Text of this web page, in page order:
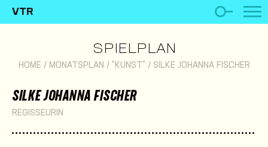
VTR
SPIELPLAN
HOME / MONATSPLAN / "KUNST" / SILKE JOHANNA FISCHER
SILKE JOHANNA FISCHER
REGISSEURIN